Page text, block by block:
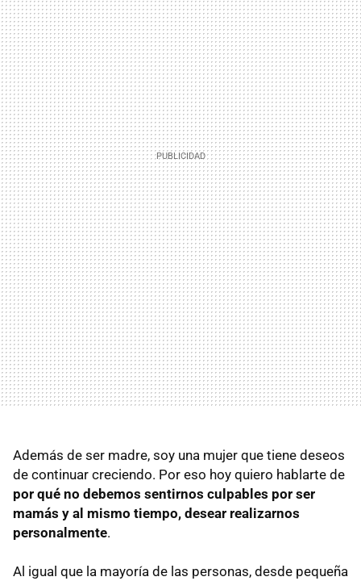
Además de ser madre, soy una mujer que tiene deseos
de continuar creciendo. Por eso hoy quiero hablarte de
por qué no debemos sentirnos culpables por ser
mamás y al mismo tiempo, desear realizarnos
personalmente.
Al igual que la mayoría de las personas, desde pequeña